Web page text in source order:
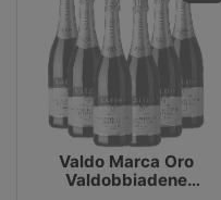
Valdo Marca Oro
Valdobbiadene